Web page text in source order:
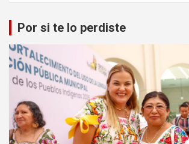
Por si te lo perdiste